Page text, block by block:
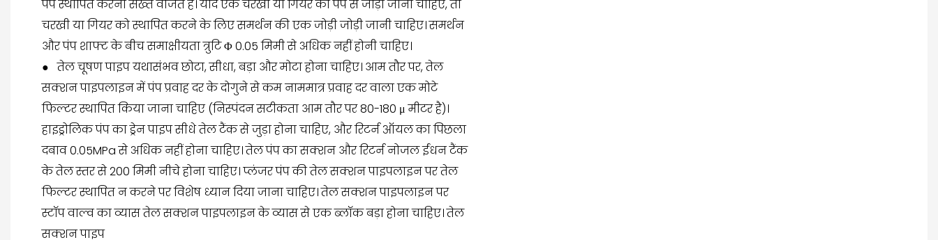
पंप स्थापित करना सख्त वर्जित है। यदि एक चरखी या गियर को पंप से जोड़ा जाना चाहिए, तो
चरखी या गियर को स्थापित करने के लिए समर्थन की एक जोड़ी जोड़ी जानी चाहिए। समर्थन
और पंप शाफ्ट के बीच समाक्षीयता त्रुटि Φ 0.05 मिमी से अधिक नहीं होनी चाहिए।
● तेल चूषण पाइप यथासंभव छोटा, सीधा, बड़ा और मोटा होना चाहिए। आम तौर पर, तेल
सक्शन पाइपलाइन में पंप प्रवाह दर के दोगुने से कम नाममात्र प्रवाह दर वाला एक मोटे
फिल्टर स्थापित किया जाना चाहिए (निस्पंदन सटीकता आम तौर पर 80-180 μ मीटर है)।
हाइड्रोलिक पंप का ड्रेन पाइप सीधे तेल टैंक से जुड़ा होना चाहिए, और रिटर्न ऑयल का पिछला
दबाव 0.05MPa से अधिक नहीं होना चाहिए। तेल पंप का सक्शन और रिटर्न नोजल ईंधन टैंक
के तेल स्तर से 200 मिमी नीचे होना चाहिए। प्लंजर पंप की तेल सक्शन पाइपलाइन पर तेल
फिल्टर स्थापित न करने पर विशेष ध्यान दिया जाना चाहिए। तेल सक्शन पाइपलाइन पर
स्टॉप वाल्व का व्यास तेल सक्शन पाइपलाइन के व्यास से एक ब्लॉक बड़ा होना चाहिए। तेल
सक्शन पाइप